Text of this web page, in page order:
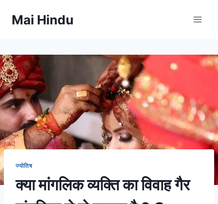
Mai Hindu
ज्योतिष
क्या मांगलिक व्यक्ति का विवाह गैर